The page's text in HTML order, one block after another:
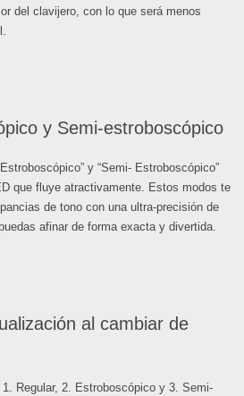
del clavijero, con lo que será menos
y Semi-estroboscópico
y “Semi- Estroboscópico”
que fluye atractivamente. Estos modos te
de tono con una ultra-precisión de
afinar de forma exacta y divertida.
al cambiar de
Regular, 2. Estroboscópico y 3. Semi-